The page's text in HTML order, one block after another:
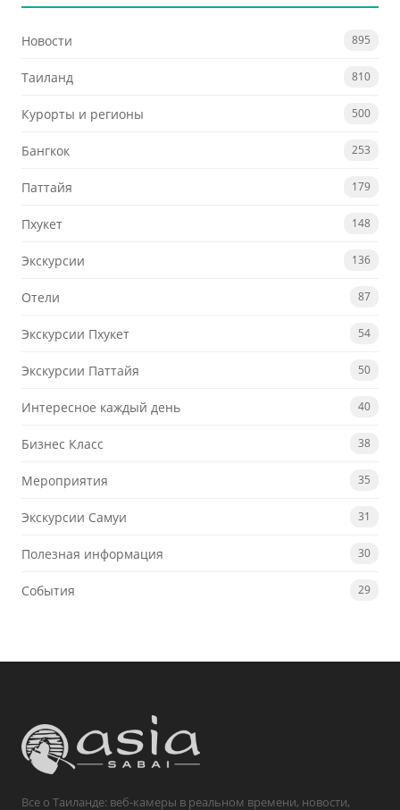
Новости 895
Таиланд 810
Курорты и регионы 500
Бангкок 253
Паттайя 179
Пхукет 148
Экскурсии 136
Отели 87
Экскурсии Пхукет 54
Экскурсии Паттайя 50
Интересное каждый день 40
Бизнес Класс 38
Мероприятия 35
Экскурсии Самуи 31
Полезная информация 30
События 29
Все о Таиланде: веб-камеры в реальном времени, новости,